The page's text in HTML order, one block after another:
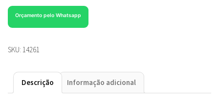
Orçamento pelo Whatsapp
SKU: 14261
Descrição Informação adicional